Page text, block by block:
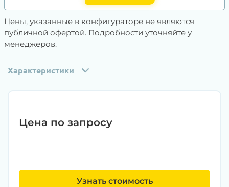
Цены, указанные в конфигураторе не являются
публичной офертой. Подробности уточняйте у
менеджеров.
Характеристики
Цена по запросу
Узнать стоимость